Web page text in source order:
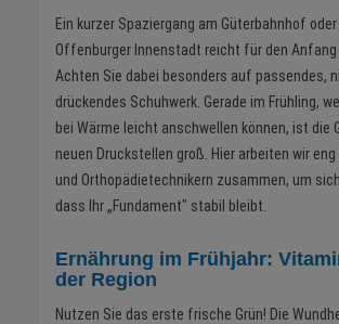
Ein kurzer Spaziergang am Güterbahnhof
Offenburger Innenstadt reicht für den Anfang
Achten Sie dabei besonders auf passendes,
drückendes Schuhwerk. Gerade im Frühling,
bei Wärme leicht anschwellen können, ist die
neuen Druckstellen groß. Hier arbeiten wir
und Orthopädietechnikern zusammen, um
dass Ihr „Fundament" stabil bleibt.
Ernährung im Frühjahr:
der Region
Nutzen Sie das erste frische Grün! Die